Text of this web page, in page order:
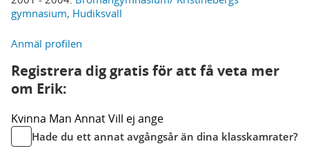
gymnasium, Hudiksvall
Anmäl profilen
Registrera dig gratis för att få veta mer
om Erik:
Kvinna Man AnnatVill ej ange
Hade du ett annat avgångsår än dina klasskamrater?